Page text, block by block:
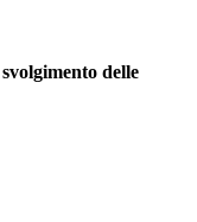
delle